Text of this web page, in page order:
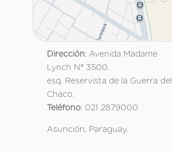
Dirección: Avenida Madame
Lynch N° 3500.
esq. Reservista de la Guerra del
Chaco.
Teléfono: 021 2879000
Asunción, Paraguay.